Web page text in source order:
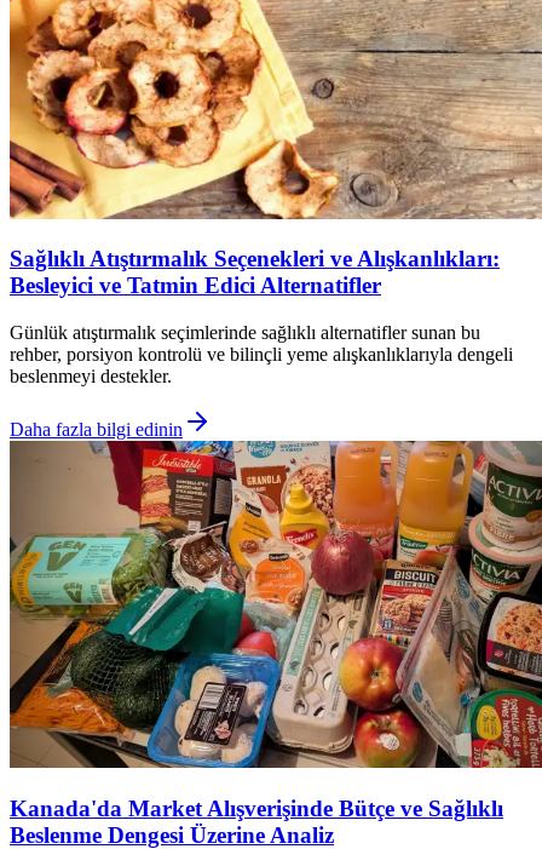
Sağlıklı Atıştırmalık Seçenekleri ve Alışkanlıkları:
Besleyici ve Tatmin Edici Alternatifler
Günlük atıştırmalık seçimlerinde sağlıklı alternatifler sunan bu
rehber, porsiyon kontrolü ve bilinçli yeme alışkanlıklarıyla dengeli
beslenmeyi destekler.
Daha fazla bilgi edinin
Kanada'da Market Alışverişinde Bütçe ve Sağlıklı
Beslenme Dengesi Üzerine Analiz